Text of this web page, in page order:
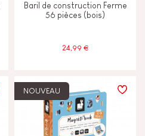
Baril de construction Ferme
56 pièces (bois)
24,99 €
NOUVEAU